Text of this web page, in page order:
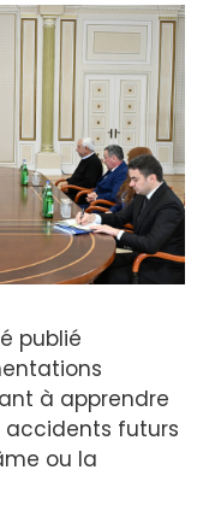
publié
à apprendre
accidents futurs
ou la